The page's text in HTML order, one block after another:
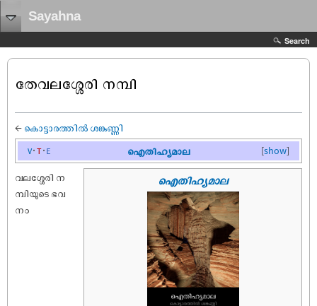
Sayahna
Search
തേവലശ്ശേരി നമ്പി
← കൊട്ടാരത്തിൽ ശങ്കുണ്ണി
[show]
v t e ഐതിഹ്യമാല
ഐതിഹ്യമാല
വലശ്ശേരി ന
മ്പിയുടെ ഭവ
നം